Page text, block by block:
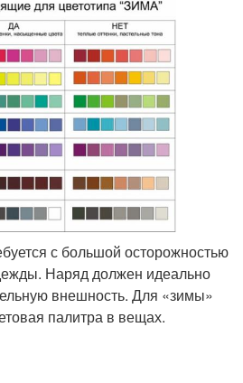
с большой осторожностью
Наряд должен идеально
внешность. Для «зимы»
палитра в вещах.